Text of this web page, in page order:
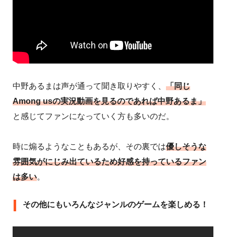
中野あるまは声が通って聞き取りやすく、 「同じ
Among usの実況動画を見るのであれば中野あるま」
と感じてファンになっていく方も多いのだ。
時に煽るようなこともあるが、その裏では優しそうな
雰囲気がにじみ出ているため好感を持っているファン
は多い。
その他にもいろんなジャンルのゲームを楽しめる！